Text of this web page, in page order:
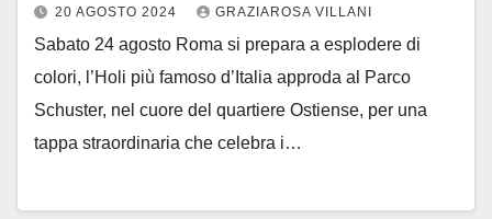
20 AGOSTO 2024 GRAZIAROSA VILLANI
Sabato 24 agosto Roma si prepara a esplodere di
colori, l’Holi più famoso d’Italia approda al Parco
Schuster, nel cuore del quartiere Ostiense, per una
tappa straordinaria che celebra i…